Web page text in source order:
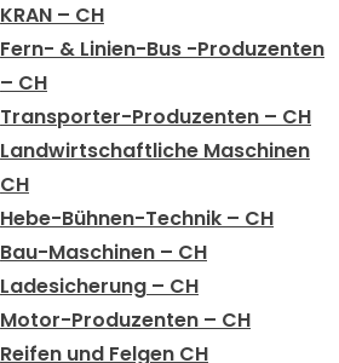
KRAN – CH
Fern- & Linien-Bus -Produzenten
– CH
Transporter-Produzenten – CH
Landwirtschaftliche Maschinen
CH
Hebe-Bühnen-Technik – CH
Bau-Maschinen – CH
Ladesicherung – CH
Motor-Produzenten – CH
Reifen und Felgen CH